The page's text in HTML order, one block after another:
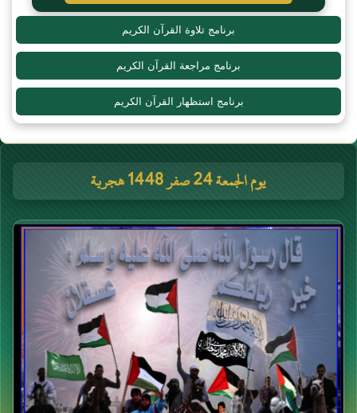
برنامج تلاوة القرآن الكريم
برنامج مراجعة القرآن الكريم
برنامج استظهار القرآن الكريم
يوم الجمعة 24 صفر 1448 هجرية